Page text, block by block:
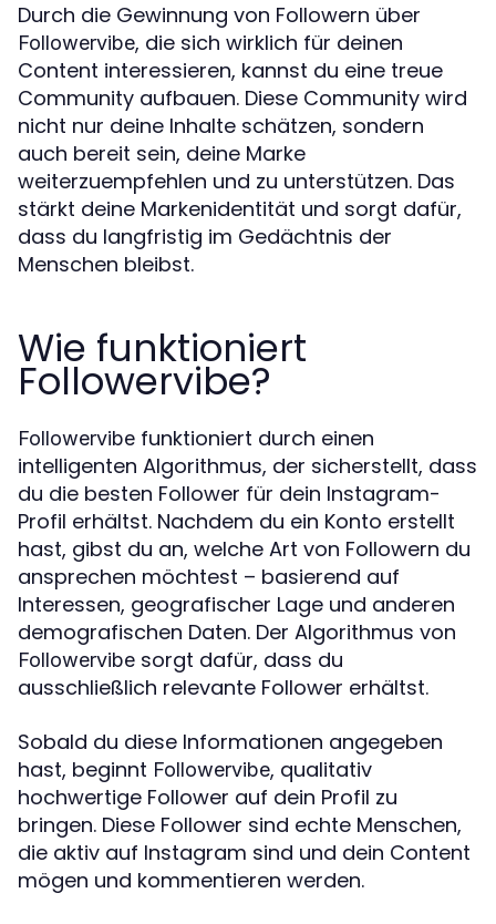
Durch die Gewinnung von Followern über
Followervibe, die sich wirklich für deinen
Content interessieren, kannst du eine treue
Community aufbauen. Diese Community wird
nicht nur deine Inhalte schätzen, sondern
auch bereit sein, deine Marke
weiterzuempfehlen und zu unterstützen. Das
stärkt deine Markenidentität und sorgt dafür,
dass du langfristig im Gedächtnis der
Menschen bleibst.
Wie funktioniert
Followervibe?
Followervibe funktioniert durch einen
intelligenten Algorithmus, der sicherstellt, dass
du die besten Follower für dein Instagram-
Profil erhältst. Nachdem du ein Konto erstellt
hast, gibst du an, welche Art von Followern du
ansprechen möchtest – basierend auf
Interessen, geografischer Lage und anderen
demografischen Daten. Der Algorithmus von
Followervibe sorgt dafür, dass du
ausschließlich relevante Follower erhältst.
Sobald du diese Informationen angegeben
hast, beginnt Followervibe, qualitativ
hochwertige Follower auf dein Profil zu
bringen. Diese Follower sind echte Menschen,
die aktiv auf Instagram sind und dein Content
mögen und kommentieren werden.